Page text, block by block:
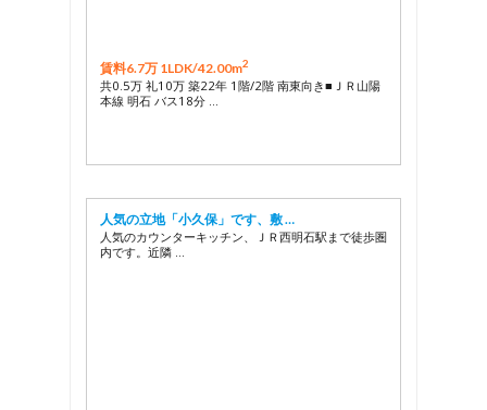
賃料6.7万 1LDK/42.00m2
共0.5万 礼10万 築22年 1階/2階 南東向き■ＪＲ山陽
本線 明石 バス18分 …
人気の立地「小久保」です、敷 …
人気のカウンターキッチン、ＪＲ西明石駅まで徒歩圏
内です。近隣 …